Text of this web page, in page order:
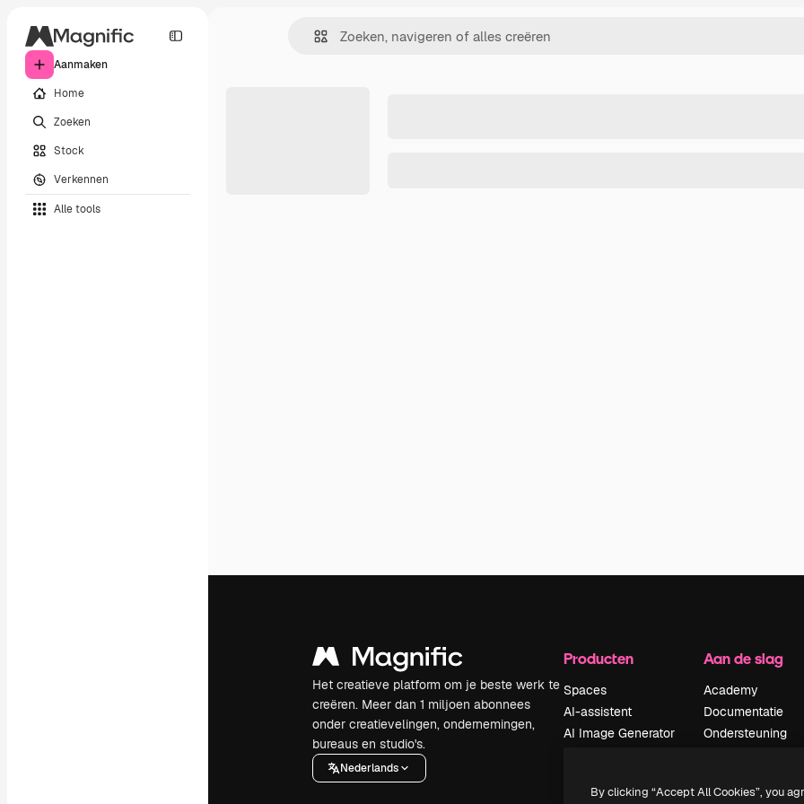
Aanmaken
Home
Zoeken
Stock
Verkennen
Alle tools
Het creatieve platform om je beste werk te
creëren. Meer dan 1 miljoen abonnees
onder creatievelingen, ondernemingen,
bureaus en studio's.
Nederlands
Producten
Spaces
AI-assistent
AI Image Generator
Stockcontent
Aan de slag
Academy
Documentatie
Ondersteuning
Privacybeleid
By clicking “Accept All Cookies”, you